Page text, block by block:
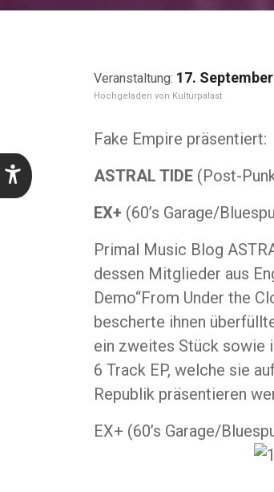
17.
Kulturpalast
Fake Empire präsentiert:
ASTRAL TIDE (Post-
EX+ (60’s Garage/
Primal Music Blog
dessen Mitglieder aus
Demo“From Under the
bescherte ihnen
ein zweites Stück sowie
6 Track EP, welche sie
Republik präsentieren
EX+ (60’s Garage/